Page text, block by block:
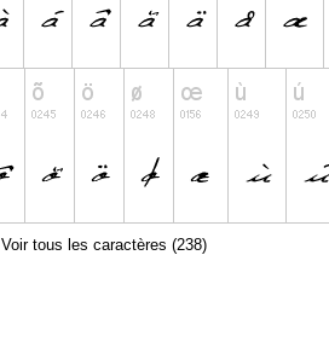
Voir tous les caractères (238)